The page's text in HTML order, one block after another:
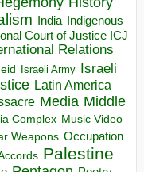
India Indigenous
Court of Justice ICJ
Relations
Israeli Army Israeli
Latin America
Media Middle
Complex Music Video
Weapons Occupation
Palestine